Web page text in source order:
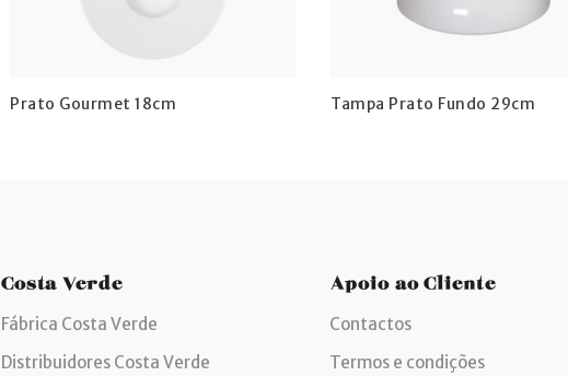
Prato Gourmet 18cm Tampa Prato Fundo 29cm
Costa Verde
Fábrica Costa Verde
Distribuidores Costa Verde
Apoio ao Cliente
Contactos
Termos e condições